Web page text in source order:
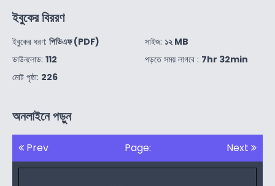
ইবুকের বিররণ
ইবুকের ধরণ: পিডিএফ (PDF)
ডাউনলোড: 112
মোট পৃষ্ঠা: 226
সাইজ: ১২ MB
পড়তে সময় লাগবে : 7hr 32min
অনলাইনে পড়ুন
Prev Page: Next